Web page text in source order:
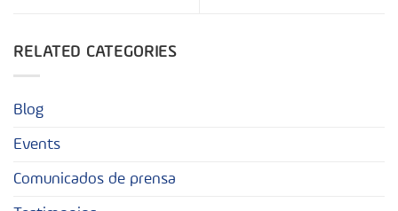
RELATED CATEGORIES
Blog
Events
Comunicados de prensa